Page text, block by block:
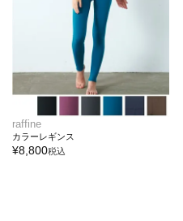
raffine
カラーレギンス
¥8,800税込